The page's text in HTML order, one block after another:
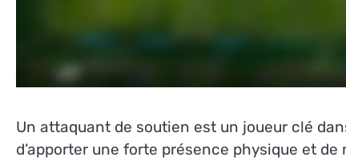
Un attaquant de soutien est un joueur clé
d’apporter une forte présence physique et